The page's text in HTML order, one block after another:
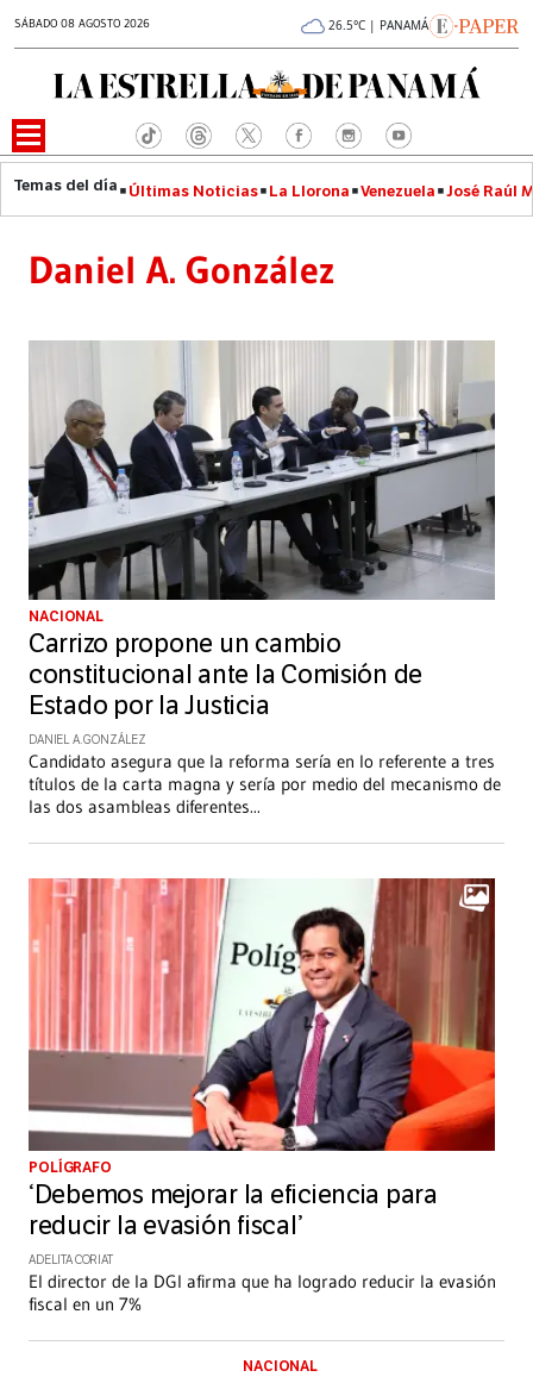
SÁBADO 08 AGOSTO 2026 26.5°C | PANAMÁ
Últimas Noticias La Llorona Venezuela José Raúl
Daniel A. González
NACIONAL
Carrizo propone un cambio
constitucional ante la Comisión de
Estado por la Justicia
DANIEL A. GONZÁLEZ
Candidato asegura que la reforma sería en lo referente a tres
títulos de la carta magna y sería por medio del mecanismo de
las dos asambleas diferentes...
POLÍGRAFO
‘Debemos mejorar la eficiencia para
reducir la evasión fiscal’
ADELITA CORIAT
El director de la DGI afirma que ha logrado reducir la evasión
fiscal en un 7%
NACIONAL